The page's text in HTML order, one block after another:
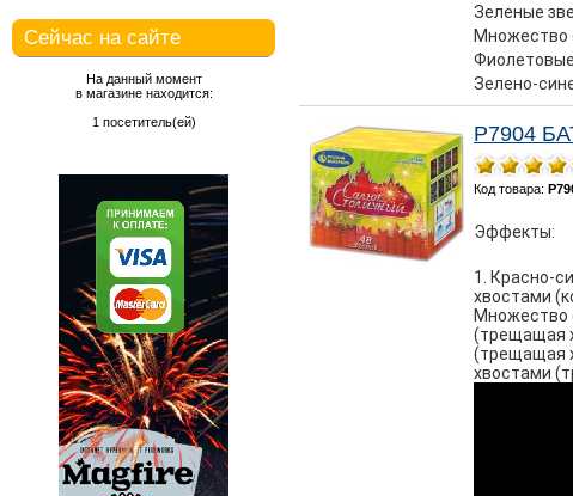
Сейчас на сайте
На данный момент
в магазине находится:
1 посетитель(ей)
Зеленые
Множество
Зелено-
Р7904
Код товара:
Эффекты:
1. Красно-
хвостами
Множество
(трещащая
(трещащая
хвостами